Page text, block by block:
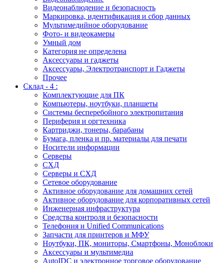
Видеонаблюдение и безопасность
Маркировка, идентификация и сбор данных
Мультимедийное оборудование
Фото- и видеокамеры
Умный дом
Категория не определена
Аксессуары и гаджеты
Аксессуары, Электротранспорт и Гаджеты
Прочее
Склад - 4 :
Комплектующие для ПК
Компьютеры, ноутбуки, планшеты
Системы бесперебойного электропитания
Периферия и оргтехника
Картриджи, тонеры, барабаны
Бумага, пленка и пр. материалы для печати
Носители информации
Серверы
СХД
Серверы и СХД
Сетевое оборудование
Активное оборудование для домашних сетей
Активное оборудование для корпоративных сетей
Инженерная инфраструктура
Средства контроля и безопасности
Телефония и Unified Communications
Запчасти для принтеров и МФУ
Ноутбуки, ПК, мониторы, Смартфоны, Моноблоки
Аксессуары и мультимедиа
AutoIDC и электронное торговое оборудование